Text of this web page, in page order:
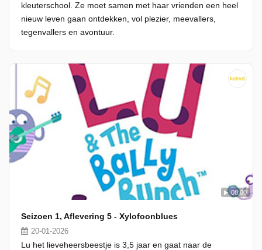
kleuterschool. Ze moet samen met haar vrienden een heel
nieuw leven gaan ontdekken, vol plezier, meevallers,
tegenvallers en avontuur.
08:00
Seizoen 1, Aflevering 5 - Xylofoonblues
20-01-2026
Lu het lieveheersbeestje is 3,5 jaar en gaat naar de